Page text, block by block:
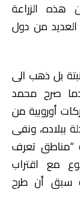
هذه الزراعة
العديد من دول
بل ذهب الى
صرح محمد
أوروبية من
ببلاده، ونفى
“مناطق تعرف
مع اقتراب
سبق أن طرح